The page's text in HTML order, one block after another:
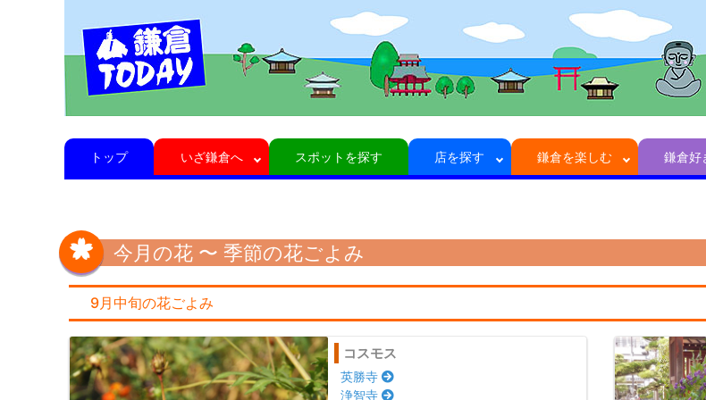
トップ いざ鎌倉へ スポットを探す 店を探す 鎌倉を楽しむ 鎌倉好
今月の花 〜 季節の花ごよみ
9月中旬の花ごよみ
コスモス
英勝寺
浄智寺